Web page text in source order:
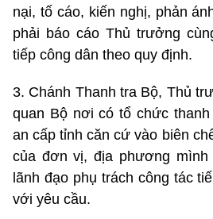
nại, tố cáo, kiến nghị, phản
phải báo cáo Thủ trưởng
tiếp công dân theo quy định.
3. Chánh Thanh tra Bộ, Thủ
quan Bộ nơi có tổ chức
an cấp tỉnh căn cứ vào biên
của đơn vị, địa phương
lãnh đạo phụ trách công tác
với yêu cầu.